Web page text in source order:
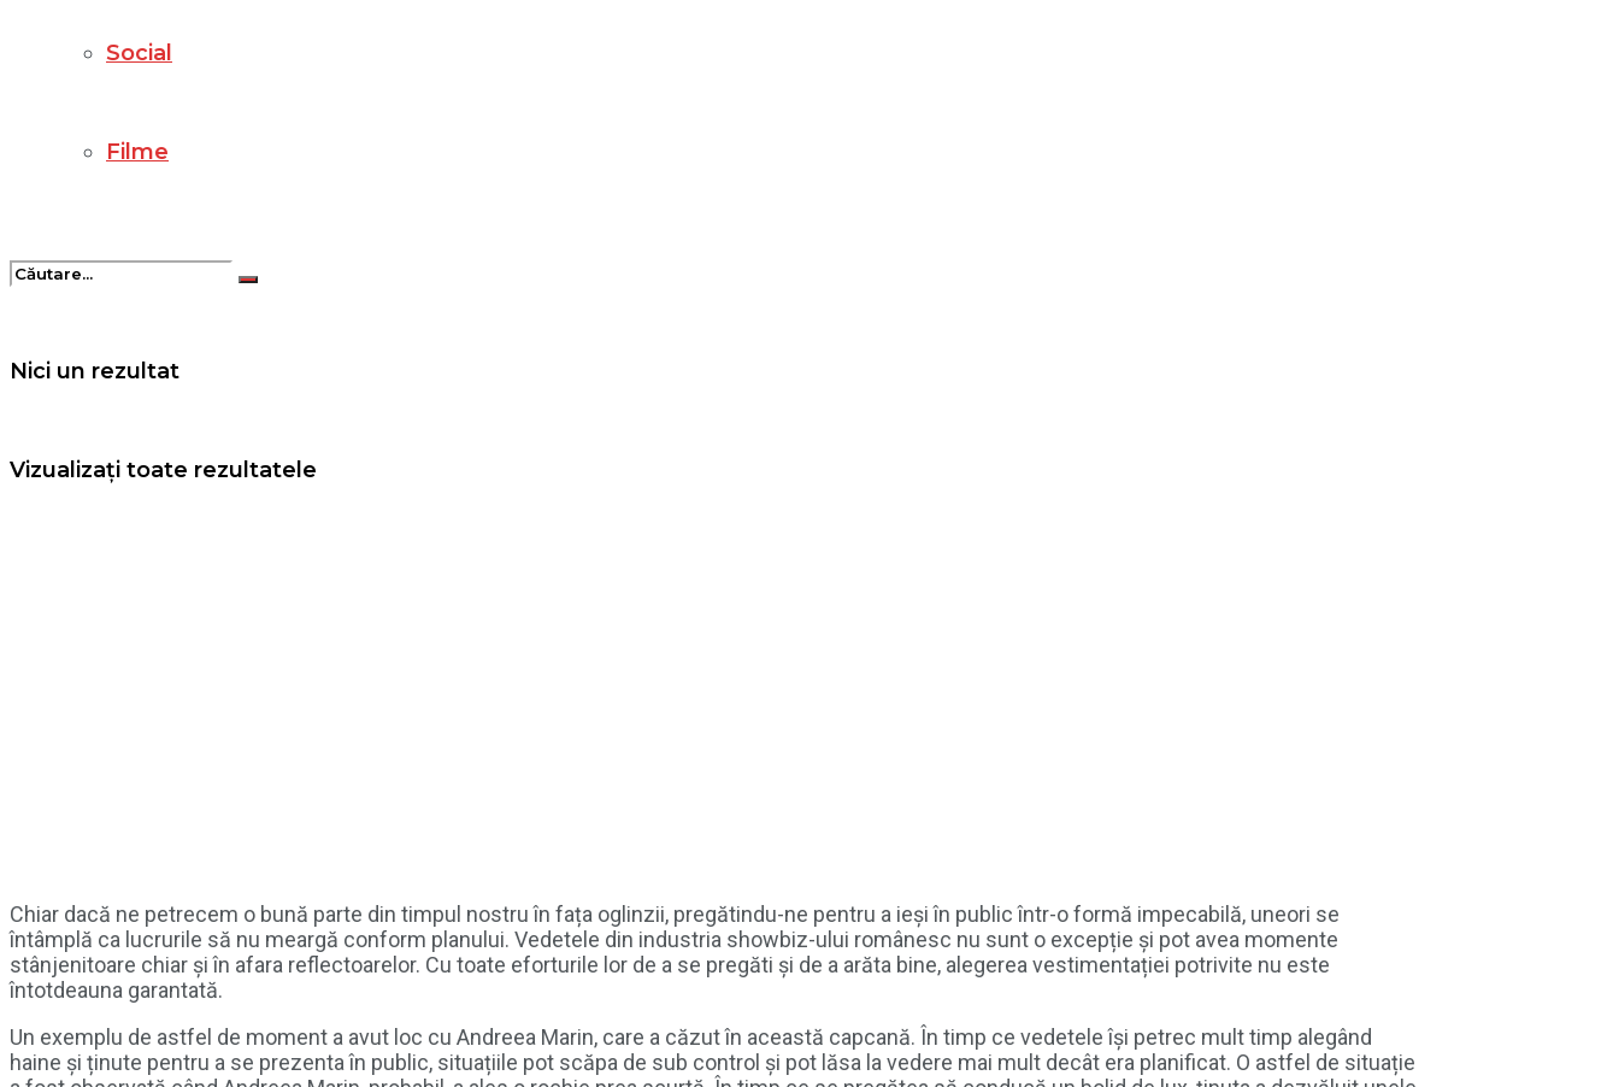
Social
Filme
Nici un rezultat
Vizualizați toate rezultatele
Chiar dacă ne petrecem o bună parte din timpul nostru în fața oglinzii, pregătindu-ne pentru a ieși în public într-o formă impecabilă, uneori se
întâmplă ca lucrurile să nu meargă conform planului. Vedetele din industria showbiz-ului românesc nu sunt o excepție și pot avea momente
stânjenitoare chiar și în afara reflectoarelor. Cu toate eforturile lor de a se pregăti și de a arăta bine, alegerea vestimentației potrivite nu este
întotdeauna garantată.
Un exemplu de astfel de moment a avut loc cu Andreea Marin, care a căzut în această capcană. În timp ce vedetele își petrec mult timp alegând
haine și ținute pentru a se prezenta în public, situațiile pot scăpa de sub control și pot lăsa la vedere mai mult decât era planificat. O astfel de situație